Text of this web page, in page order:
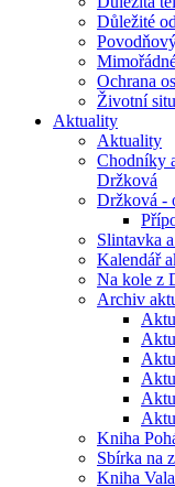
Důležité
Ochrana
Životní
Aktuality
Aktuality
Chodníky
Držková
Držková -
Slintavka
Kalendář
Na kole z
Archiv
Kniha
Sbírka na
Kniha